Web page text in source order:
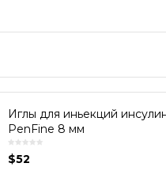
Иглы для иньекций
PenFine 8 мм
$52